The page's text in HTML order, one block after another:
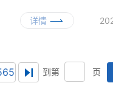
详情
到第 页